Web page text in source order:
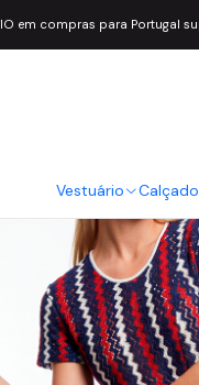
Vestuário Calçado
em compras para